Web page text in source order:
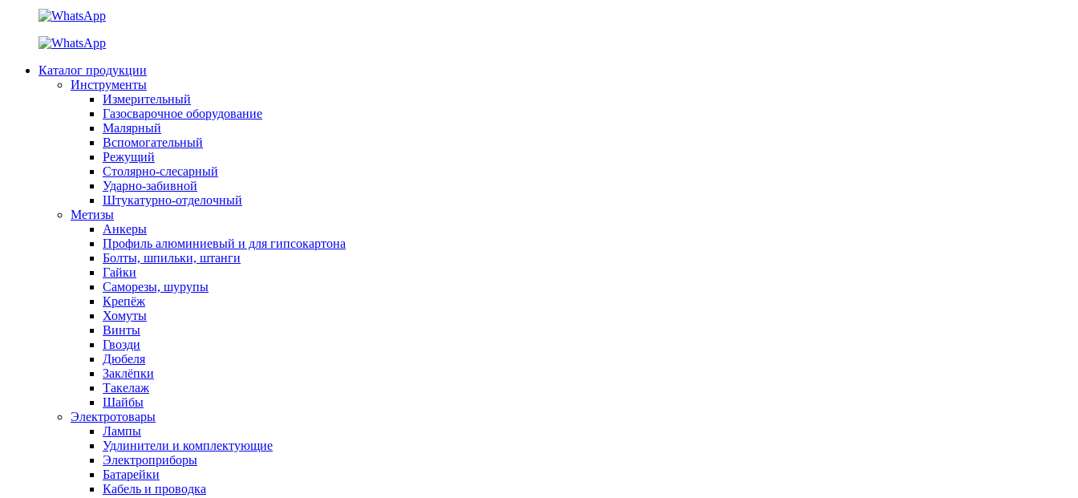
Каталог продукции
Инструменты
Измерительный
Газосварочное оборудование
Малярный
Вспомогательный
Режущий
Столярно-слесарный
Ударно-забивной
Штукатурно-отделочный
Метизы
Анкеры
Профиль алюминиевый и для гипсокартона
Болты, шпильки, штанги
Гайки
Саморезы, шурупы
Крепёж
Хомуты
Винты
Гвозди
Дюбеля
Заклёпки
Такелаж
Шайбы
Электротовары
Лампы
Удлинители и комплектующие
Электроприборы
Батарейки
Кабель и проводка